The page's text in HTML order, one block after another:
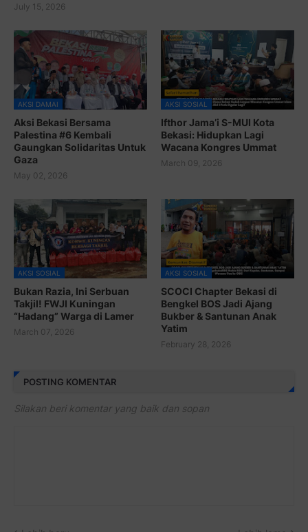
July 15, 2026
AKSI DAMAI
Aksi Bekasi Bersama
Palestina #6 Kembali
Gaungkan Solidaritas Untuk
Gaza
May 02, 2026
AKSI SOSIAL
Ifthor Jama’i S-MUI Kota
Bekasi: Hidupkan Lagi
Wacana Kongres Ummat
March 09, 2026
AKSI SOSIAL
Bukan Razia, Ini Serbuan
Takjil! FWJI Kuningan
“Hadang” Warga di Lamer
March 07, 2026
AKSI SOSIAL
SCOCI Chapter Bekasi di
Bengkel BOS Jadi Ajang
Bukber & Santunan Anak
Yatim
February 28, 2026
POSTING KOMENTAR
Silakan beri komentar yang baik dan sopan